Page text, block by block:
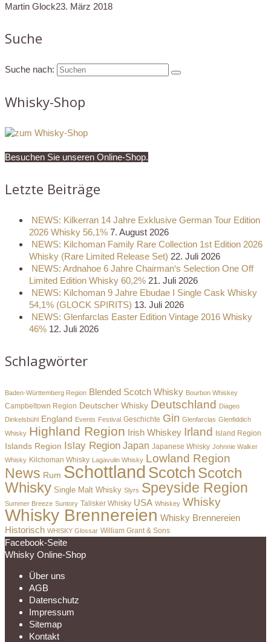
Martin Glock23. März 2018
Suche
Suche nach:
Whisky-Shop
Besuchen Sie unseren Online-Shop.
Letzte Beiträge
NEWS: Kilkerran 14 Jahre Exklusive German Tour Edition
2026 Whisky 56,1% 7. August 2026
NEWS: Kilchoman Family Rare Collection 1st Edition 2026
Whisky (Rare Limited Release Set) 22. Juli 2026
NEWS: Ardnahoe 6 Jahre Chairman‘s Selection One Off
Limited Edition Whisky 60,2% 21. Juli 2026
NEWS: Kilchoman 9 Jahre Ebudae I Single Cask Whisky
54,1% (GLOCK SPIRITS) 13. Juli 2026
NEWS: Glenfarclas Easter Edition Vintage 2016 Whisky
46% 12. Juli 2026
Schlagwörter
Baden-Württemberg Region Blended Scotch Whisky Bourbon Whiskey
Campbeltown Region Deutscher Whisky Deutschland
Diageo
Dinkelsbühl England Events Festival Geschichte Gin Glenfarclas Glenfiddich
Whisky Highland Region Irish Whiskey Irland Island Region
Islands Region Islay Region Japan Japanese Whisky Johnnie Walker
Whisky Kilchoman Whisky Lagavulin Whisky Lowland Region
News Rum Schottland Scotch Scotch
Whisky Single Malt Whisky Slyrs Speyside Region
Summer Breeze Suntory Talisker Whisky USA Whiskey Whisky
Whisky Brennereien Whisky Brennereien
Historisch WHISKY Glossar William Grant & Sons
Facebook-Seite
Whisky Online-Shop
Über uns
AGB
Datenschutz
Impressum
Sitemap
Kontakt